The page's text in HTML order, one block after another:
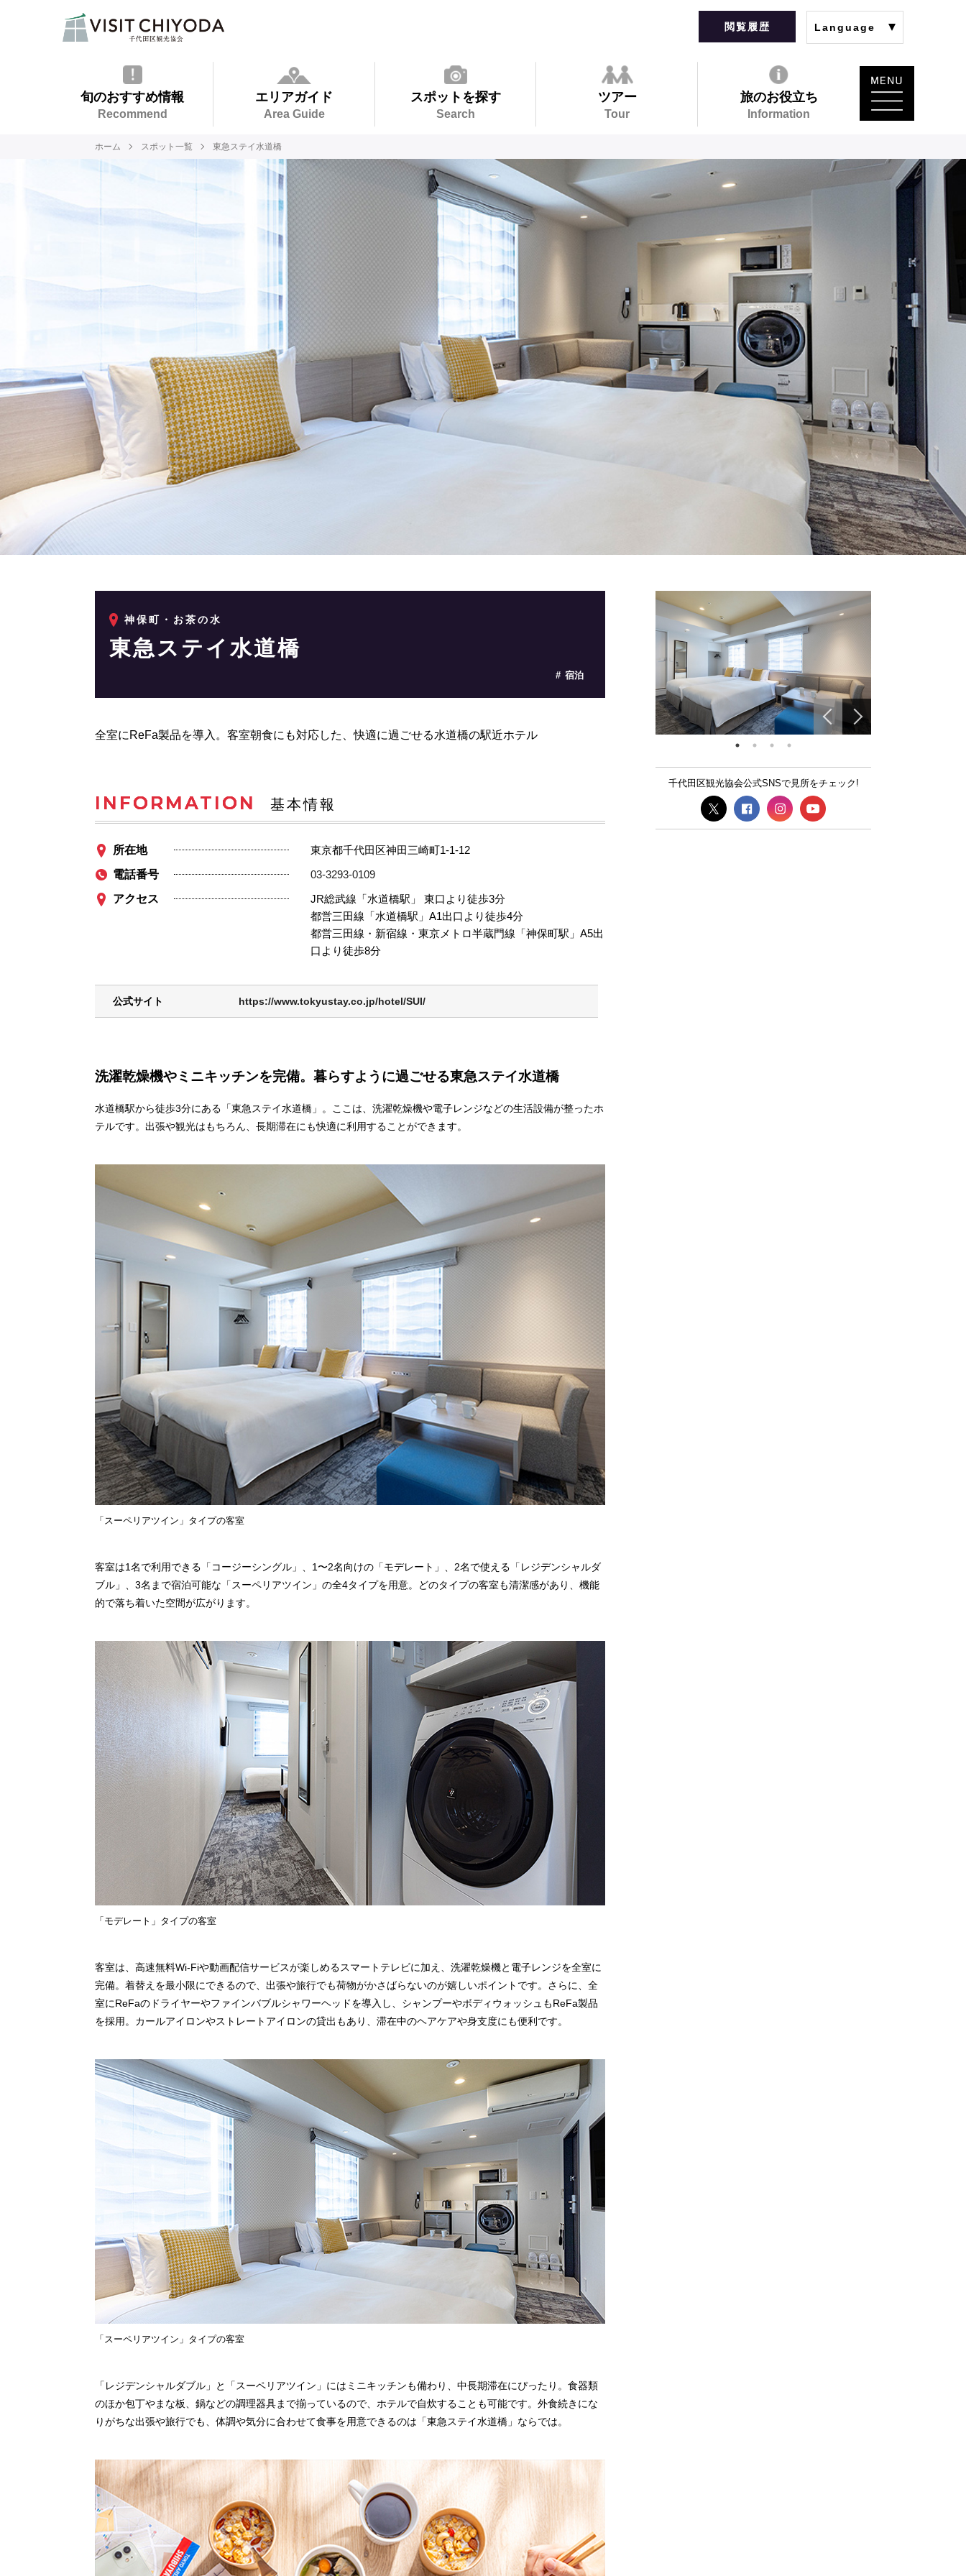
閲覧履歴 Language
旬のおすすめ情報
Recommend
エリアガイド
Area Guide
スポットを探す
Search
ツアー
Tour
旅のお役立ち
Information
ホーム スポット一覧 東急ステイ水道橋
神保町・お茶の水
東急ステイ水道橋
宿泊
全室にReFa製品を導入。客室朝食にも対応した、快適に過ごせる水道橋の駅近ホテル
INFORMATION 基本情報
所在地
東京都千代田区神田三崎町1-1-12
電話番号
03-3293-0109
アクセス
JR総武線「水道橋駅」 東口より徒歩3分
都営三田線「水道橋駅」A1出口より徒歩4分
都営三田線・新宿線・東京メトロ半蔵門線「神保町駅」A5出
口より徒歩8分
公式サイト https://www.tokyustay.co.jp/hotel/SUI/
洗濯乾燥機やミニキッチンを完備。暮らすように過ごせる東急ステイ水道橋
水道橋駅から徒歩3分にある「東急ステイ水道橋」。ここは、洗濯乾燥機や電子レンジなどの生活設備が整ったホ
テルです。出張や観光はもちろん、長期滞在にも快適に利用することができます。
「スーペリアツイン」タイプの客室
客室は1名で利用できる「コージーシングル」、1〜2名向けの「モデレート」、2名で使える「レジデンシャルダ
ブル」、3名まで宿泊可能な「スーペリアツイン」の全4タイプを用意。どのタイプの客室も清潔感があり、機能
的で落ち着いた空間が広がります。
「モデレート」タイプの客室
客室は、高速無料Wi-Fiや動画配信サービスが楽しめるスマートテレビに加え、洗濯乾燥機と電子レンジを全室に
完備。着替えを最小限にできるので、出張や旅行でも荷物がかさばらないのが嬉しいポイントです。さらに、全
室にReFaのドライヤーやファインバブルシャワーヘッドを導入し、シャンプーやボディウォッシュもReFa製品
を採用。カールアイロンやストレートアイロンの貸出もあり、滞在中のヘアケアや身支度にも便利です。
「スーペリアツイン」タイプの客室
「レジデンシャルダブル」と「スーペリアツイン」にはミニキッチンも備わり、中長期滞在にぴったり。食器類
のほか包丁やまな板、鍋などの調理器具まで揃っているので、ホテルで自炊することも可能です。外食続きにな
りがちな出張や旅行でも、体調や気分に合わせて食事を用意できるのは「東急ステイ水道橋」ならでは。
千代田区観光協会公式SNSで見所をチェック!